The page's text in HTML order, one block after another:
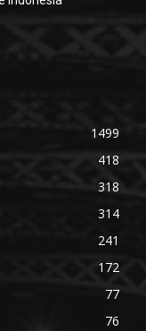
1499
418
318
314
241
172
77
76